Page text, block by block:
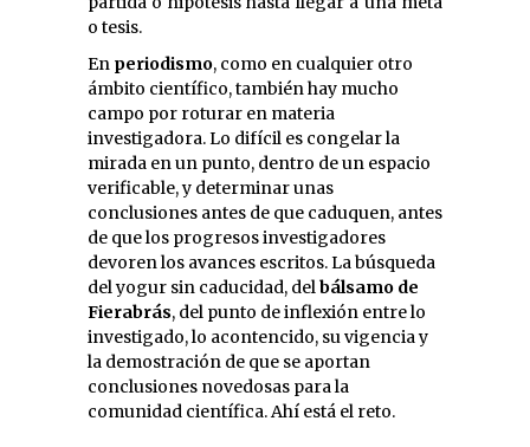
o tesis.
En periodismo, como en cualquier otro
ámbito científico, también hay mucho
campo por roturar en materia
investigadora. Lo difícil es congelar la
mirada en un punto, dentro de un espacio
verificable, y determinar unas
conclusiones antes de que caduquen, antes
de que los progresos investigadores
devoren los avances escritos. La búsqueda
del yogur sin caducidad, delbálsamo de
Fierabrás, del punto de inflexión entre lo
investigado, lo acontencido, su vigencia y
la demostración de que se aportan
conclusiones novedosas para la
comunidad científica. Ahí está el reto.